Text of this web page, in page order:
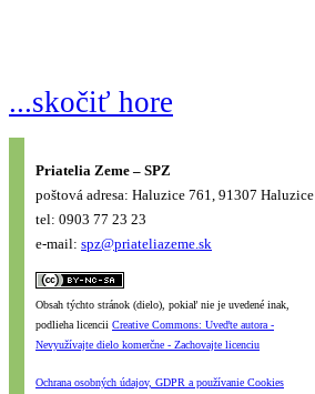
...skočiť hore
Priatelia Zeme – SPZ
poštová adresa: Haluzice 761, 91307 Haluzice
tel: 0903 77 23 23
e-mail: spz@priateliazeme.sk
Obsah týchto stránok (dielo), pokiaľ nie je uvedené inak,
podlieha licencii Creative Commons: Uveďte autora -
Nevyužívajte dielo komerčne - Zachovajte licenciu
Ochrana osobných údajov, GDPR a používanie Cookies